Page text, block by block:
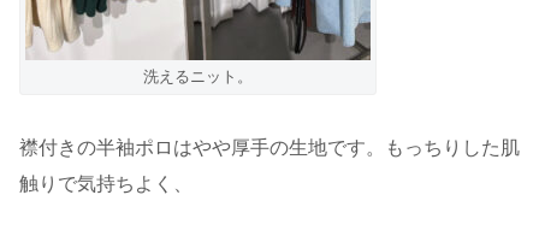
洗えるニット。
襟付きの半袖ポロはやや厚手の生地です。もっちりした肌
触りで気持ちよく、